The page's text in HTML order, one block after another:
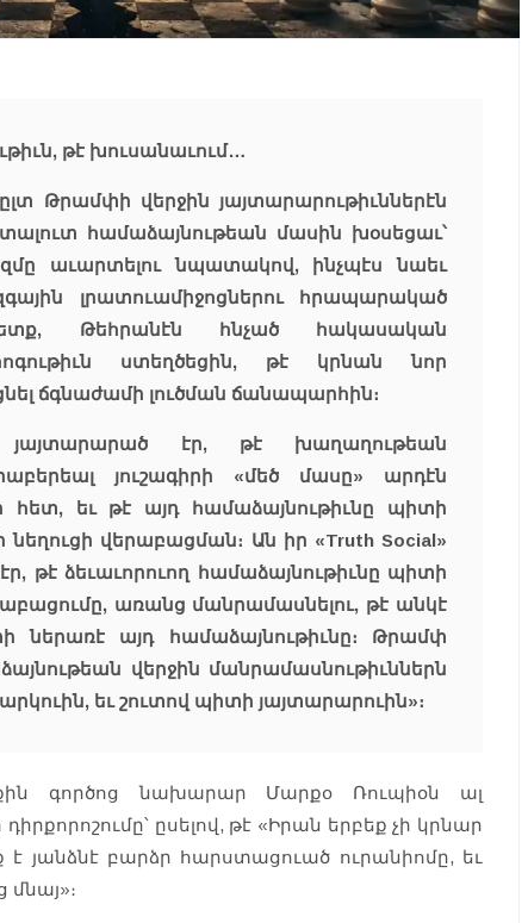
թէ խուսանաւում…
Թրամփի վերջին յայտարարութիւններէն
համաձայնութեան մասին խօսեցաւ՝
աւարտելու նպատակով, ինչպէս նաեւ
լրատուամիջոցներու հրապարակած
ետք, Թեհրանէն հնչած հակասական
ստեղծեցին, թէ կրնան նոր
ճգնաժամի լուծման ճանապարհին։
էր, թէ խաղաղութեան
յուշագիրի «մեծ մասը» արդէն
հետ, եւ թէ այդ համաձայնութիւնը պիտի
նեղուցի վերաբացման։ Ան իր «Truth Social»
թէ ձեւաւորուող համաձայնութիւնը պիտի
առանց մանրամասնելու, թէ անկէ
ներառէ այդ համաձայնութիւնը։ Թրամփ
վերջին մանրամասնութիւններն
եւ շուտով պիտի յայտարարուին»։
գործոց նախարար Մարքօ Ռուպիօն ալ
ըսելով, թէ «Իրան երբեք չի կրնար
է յանձնէ բարձր հարստացուած ուրանիոմը, եւ
մնայ»։